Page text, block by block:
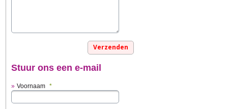
Stuur ons een e-mail
Voornaam *